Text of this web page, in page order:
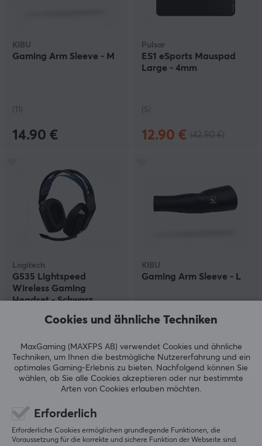
KIBU
Gaming Arm Sleeve - M
(11)
14.90 €
Pulsar
ES1 eSports Mauspad
Large - 4mm
(5)
12.90 €
Logitech
G535 Lightspeed
Wireless Gaming
Headset - Schwarz
109.90 €
KIBU
Gaming Arm Sleeve - L
14.90 €
Cookies und ähnliche Techniken
MaxGaming (MAXFPS AB) verwendet Cookies und ähnliche
Techniken, um Ihnen die bestmögliche Nutzererfahrung und ein
optimales Gaming-Erlebnis zu bieten. Nachfolgend können Sie
wählen, ob Sie alle Cookies akzeptieren oder nur bestimmte
Arten von Cookies erlauben möchten.
Erforderlich
Erforderliche Cookies ermöglichen grundlegende Funktionen, die
Voraussetzung für die korrekte und sichere Funktion der Webseite sind.